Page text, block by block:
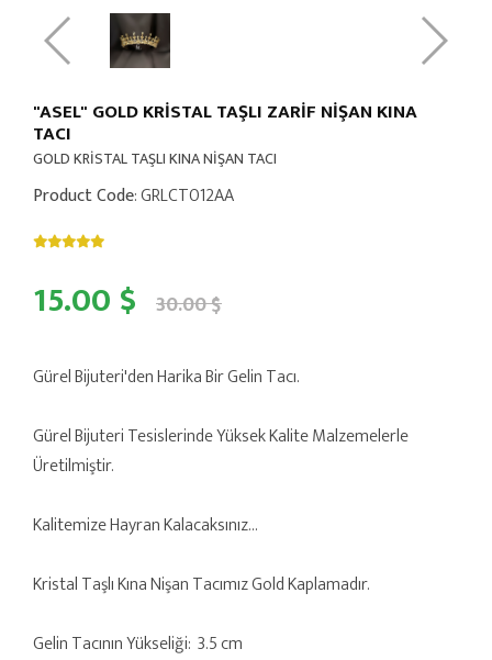
"ASEL" GOLD KRİSTAL TAŞLI ZARİF NİŞAN KINA
TACI
GOLD KRİSTAL TAŞLI KINA NİŞAN TACI
Product Code: GRLCT012AA
15.00 $ 30.00 $
Gürel Bijuteri'den Harika Bir Gelin Tacı.
Gürel Bijuteri Tesislerinde Yüksek Kalite Malzemelerle
Üretilmiştir.
Kalitemize Hayran Kalacaksınız...
Kristal Taşlı Kına Nişan Tacımız Gold Kaplamadır.
Gelin Tacının Yükseliği: 3.5 cm